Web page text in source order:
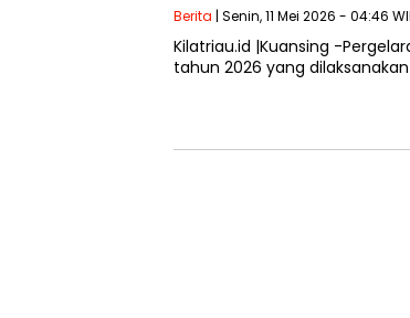
Berita | Senin, 11 Mei 2026 - 04:46
Kilatriau.id |Kuansing -
tahun 2026 yang